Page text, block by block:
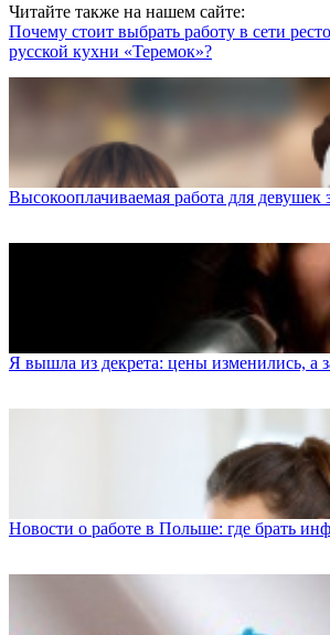
Читайте также на нашем сайте:
Почему стоит выбрать работу в сети
русской кухни «Теремок»?
Высокооплачиваемая работа для девушек
Я вышла из декрета: цены изменились, а
Новости о работе в Польше: где брать